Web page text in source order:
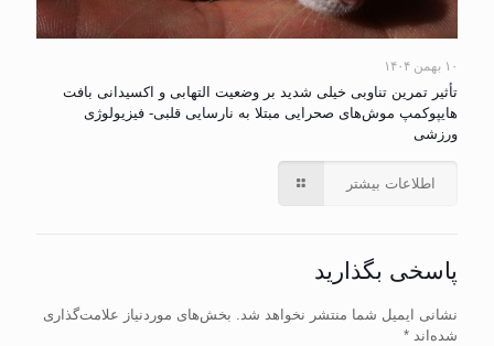
۱۰ بهمن ۱۴۰۴
تأثیر تمرین تناوبی خیلی شدید بر وضعیت التهابی و اکسیدانی بافت
هایپوکمپ موش‌های صحرایی مبتلا به نارسایی قلبی- فیزیولوژی
ورزشی
اطلاعات بیشتر
پاسخی بگذارید
نشانی ایمیل شما منتشر نخواهد شد. بخش‌های موردنیاز علامت‌گذاری
شده‌اند *